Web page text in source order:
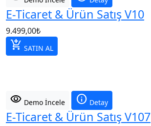
E-Ticaret & Ürün Satış V10
9.499,00₺
add_shopping_cart SATIN AL
visibility Demo İncele info Detay
E-Ticaret & Ürün Satış V107